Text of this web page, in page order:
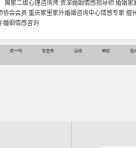
国家二级心理咨询师 资深婚姻情感指导师 婚姻家
协会会员 重庆家里家外婚姻咨询中心情感专家 擅
婚姻情感咨询
陈一筠 鲁芸希 凌诚 申俊 夏